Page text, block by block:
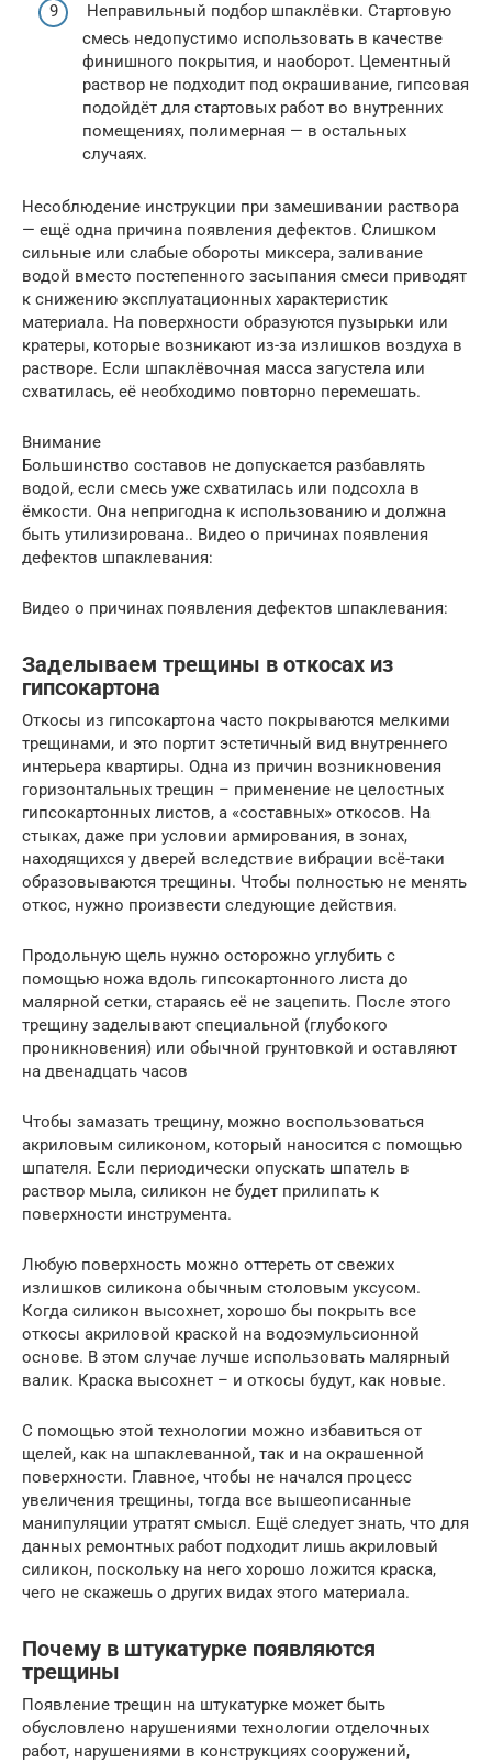
Неправильный подбор шпаклёвки. Стартовую
смесь недопустимо использовать в качестве
финишного покрытия, и наоборот. Цементный
раствор не подходит под окрашивание, гипсовая
подойдёт для стартовых работ во внутренних
помещениях, полимерная — в остальных
случаях.
Несоблюдение инструкции при замешивании раствора
— ещё одна причина появления дефектов. Слишком
сильные или слабые обороты миксера, заливание
водой вместо постепенного засыпания смеси приводят
к снижению эксплуатационных характеристик
материала. На поверхности образуются пузырьки или
кратеры, которые возникают из-за излишков воздуха в
растворе. Если шпаклёвочная масса загустела или
схватилась, её необходимо повторно перемешать.
Внимание
Большинство составов не допускается разбавлять
водой, если смесь уже схватилась или подсохла в
ёмкости. Она непригодна к использованию и должна
быть утилизирована.. Видео о причинах появления
дефектов шпаклевания:
Видео о причинах появления дефектов шпаклевания:
Заделываем трещины в откосах из
гипсокартона
Откосы из гипсокартона часто покрываются мелкими
трещинами, и это портит эстетичный вид внутреннего
интерьера квартиры. Одна из причин возникновения
горизонтальных трещин – применение не целостных
гипсокартонных листов, а «составных» откосов. На
стыках, даже при условии армирования, в зонах,
находящихся у дверей вследствие вибрации всё-таки
образовываются трещины. Чтобы полностью не менять
откос, нужно произвести следующие действия.
Продольную щель нужно осторожно углубить с
помощью ножа вдоль гипсокартонного листа до
малярной сетки, стараясь её не зацепить. После этого
трещину заделывают специальной (глубокого
проникновения) или обычной грунтовкой и оставляют
на двенадцать часов
Чтобы замазать трещину, можно воспользоваться
акриловым силиконом, который наносится с помощью
шпателя. Если периодически опускать шпатель в
раствор мыла, силикон не будет прилипать к
поверхности инструмента.
Любую поверхность можно оттереть от свежих
излишков силикона обычным столовым уксусом.
Когда силикон высохнет, хорошо бы покрыть все
откосы акриловой краской на водоэмульсионной
основе. В этом случае лучше использовать малярный
валик. Краска высохнет – и откосы будут, как новые.
С помощью этой технологии можно избавиться от
щелей, как на шпаклеванной, так и на окрашенной
поверхности. Главное, чтобы не начался процесс
увеличения трещины, тогда все вышеописанные
манипуляции утратят смысл. Ещё следует знать, что для
данных ремонтных работ подходит лишь акриловый
силикон, поскольку на него хорошо ложится краска,
чего не скажешь о других видах этого материала.
Почему в штукатурке появляются
трещины
Появление трещин на штукатурке может быть
обусловлено нарушениями технологии отделочных
работ, нарушениями в конструкциях сооружений,